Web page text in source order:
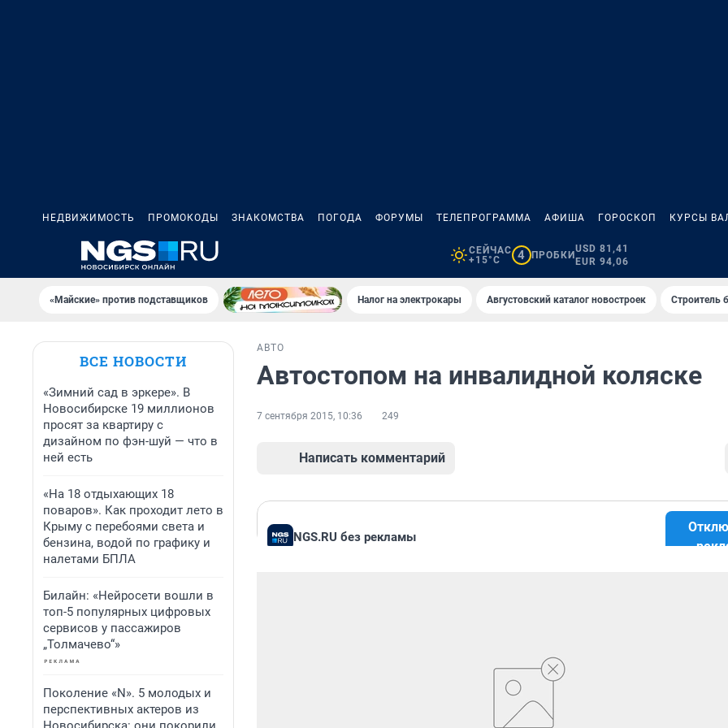
НЕДВИЖИМОСТЬ ПРОМОКОДЫ ЗНАКОМСТВА ПОГОДА ФОРУМЫ ТЕЛЕПРОГРАММА АФИША ГОРОСКОП КУРСЫ
СЕЙЧАС
+15°C
4 ПРОБКИ
USD 81,41
EUR 94,06
«Майские» против подставщиков Налог на электрокары Августовский каталог новостроек Строитель
ВСЕ НОВОСТИ
«Зимний сад в эркере». В
Новосибирске 19 миллионов
просят за квартиру с
дизайном по фэн-шуй — что в
ней есть
«На 18 отдыхающих 18
поваров». Как проходит лето в
Крыму с перебоями света и
бензина, водой по графику и
налетами БПЛА
Билайн: «Нейросети вошли в
топ-5 популярных цифровых
сервисов у пассажиров
„Толмачево“»
Поколение «N». 5 молодых и
перспективных актеров из
АВТО
Автостопом на инвалидной коляске
7 сентября 2015, 10:36 249
Написать комментарий
NGS.RU без рекламы